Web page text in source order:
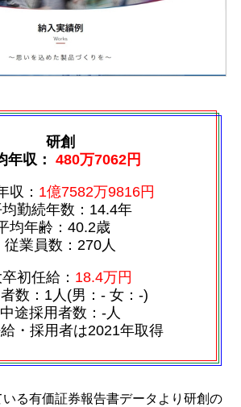
研創
年収：480万7062円
収： 1億7582万9816円
勤続年数：14.4年
均年齢：40.2歳
従業員数：270人
初任給： 18.4万円
数：1人(男：‐ 女：‐)
中途採用者数：‐人
・採用者は2021年取得
いる有価証券報告書データより研創の